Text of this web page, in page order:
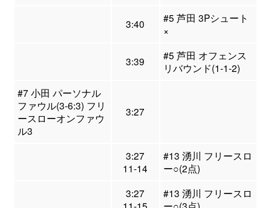
3:40
#5 芦田 3Pシュート
×
3:39
#5 芦田 オフェンス
リバウンド(1-1-2)
#7 小田 パーソナル
ファウル(3-6:3) フリ
ースローオンファウ
ル3
3:27
3:27
11-14
#13 湧川 フリースロ
ー○(2点)
3:27
#13 湧川 フリースロ